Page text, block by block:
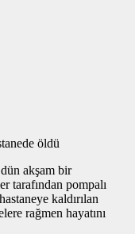
öldü
akşam bir
tarafından pompalı
kaldırılan
rağmen hayatını